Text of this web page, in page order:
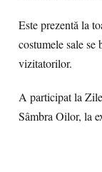
Este prezentă la
costumele sale se
vizitatorilor.
A participat la
Sâmbra Oilor, la